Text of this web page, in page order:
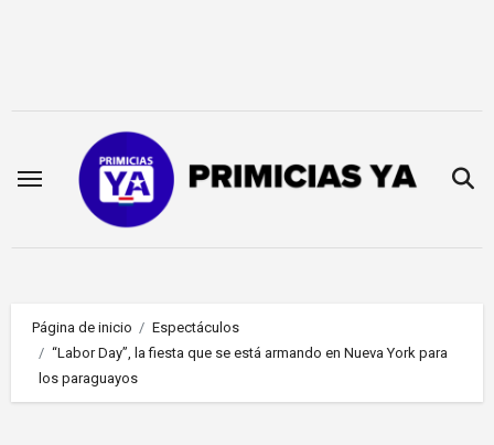
Página de inicio
Espectáculos
“Labor Day”, la fiesta que se está armando en Nueva York para
los paraguayos